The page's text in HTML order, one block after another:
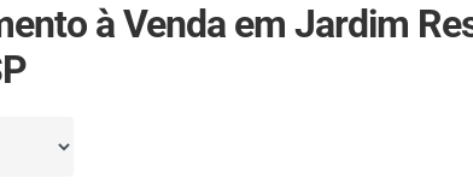
à Venda em Jardim